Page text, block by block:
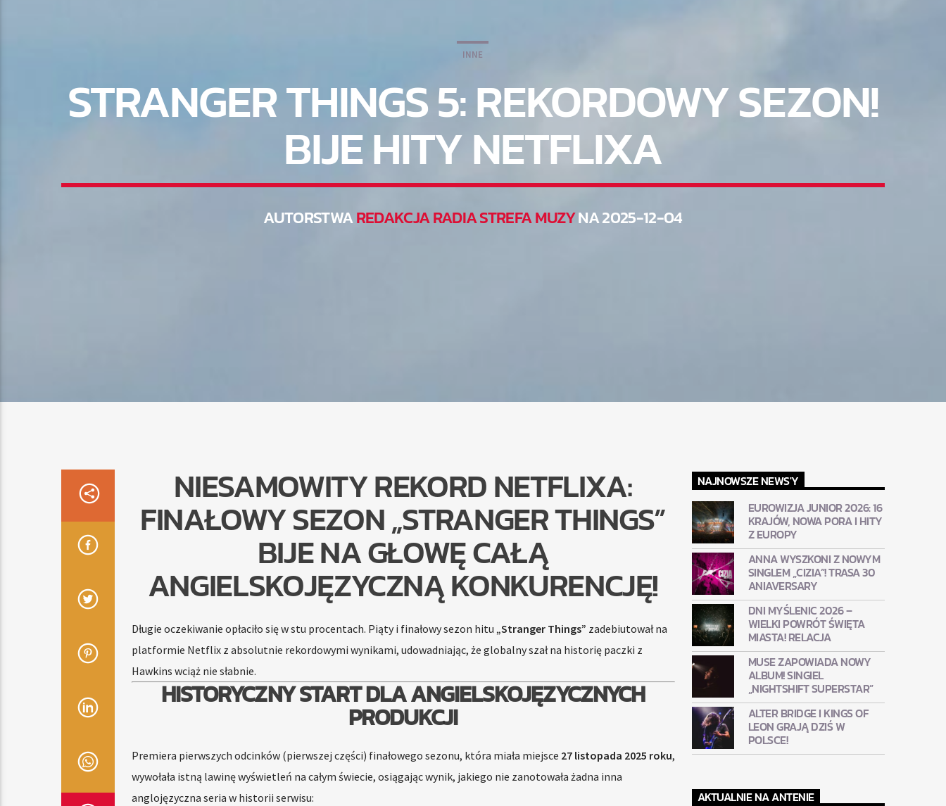
INNE
STRANGER THINGS 5: REKORDOWY SEZON!
BIJE HITY NETFLIXA
AUTORSTWAREDAKCJA RADIA STREFA MUZYNA 2025-12-04
NIESAMOWITY REKORD NETFLIXA:
FINAŁOWY SEZON „STRANGER THINGS”
BIJE NA GŁOWĘ CAŁĄ
ANGIELSKOJĘZYCZNĄ KONKURENCJĘ!
Długie oczekiwanie opłaciło się w stu procentach. Piąty i finałowy sezon hitu „Stranger Things” zadebiutował na
platformie Netflix z absolutnie rekordowymi wynikami, udowadniając, że globalny szał na historię paczki z
Hawkins wciąż nie słabnie.
HISTORYCZNY START DLA ANGIELSKOJĘZYCZNYCH
PRODUKCJI
Premiera pierwszych odcinków (pierwszej części) finałowego sezonu, która miała miejsce 27 listopada 2025 roku,
wywołała istną lawinę wyświetleń na całym świecie, osiągając wynik, jakiego nie zanotowała żadna inna
anglojęzyczna seria w historii serwisu:
NAJNOWSZE NEWS'Y
EUROWIZJA JUNIOR 2026: 16
KRAJÓW, NOWA PORA I HITY
Z EUROPY
ANNA WYSZKONI Z NOWYM
SINGLEM „CIZIA”! TRASA 30
ANIAVERSARY
DNI MYŚLENIC 2026 –
WIELKI POWRÓT ŚWIĘTA
MIASTA! RELACJA
MUSE ZAPOWIADA NOWY
ALBUM! SINGIEL
„NIGHTSHIFT SUPERSTAR”
ALTER BRIDGE I KINGS OF
LEON GRAJĄ DZIŚ W
POLSCE!
AKTUALNIE NA ANTENIE